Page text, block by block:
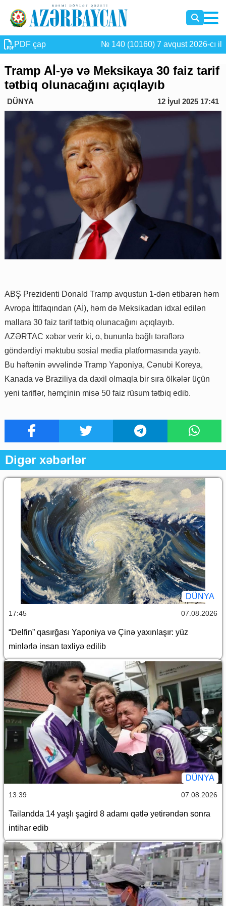
PDF çap № 140 (10160) 7 avqust 2026-cı il
Tramp Aİ-yə və Meksikaya 30 faiz tarif
tətbiq olunacağını açıqlayıb
DÜNYA 12 İyul 2025 17:41
ABŞ Prezidenti Donald Tramp avqustun 1-dən etibarən həm
Avropa İttifaqından (Aİ), həm də Meksikadan idxal edilən
mallara 30 faiz tarif tətbiq olunacağını açıqlayıb.
AZƏRTAC xəbər verir ki, o, bununla bağlı tərəflərə
göndərdiyi məktubu sosial media platformasında yayıb.
Bu həftənin əvvəlində Tramp Yaponiya, Cənubi Koreya,
Kanada və Braziliya da daxil olmaqla bir sıra ölkələr üçün
yeni tariflər, həmçinin misə 50 faiz rüsum tətbiq edib.
Digər xəbərlər
DÜNYA
17:45 07.08.2026
“Delfin” qasırğası Yaponiya və Çinə yaxınlaşır: yüz
minlərlə insan təxliyə edilib
DÜNYA
13:39 07.08.2026
Tailandda 14 yaşlı şagird 8 adamı qətlə yetirəndən sonra
intihar edib